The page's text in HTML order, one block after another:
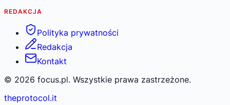
REDAKCJA
Polityka prywatności
Redakcja
Kontakt
© 2026 focus.pl. Wszystkie prawa zastrzeżone.
theprotocol.it